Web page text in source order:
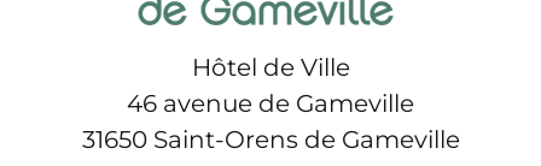
Hôtel de Ville
46 avenue de Gameville
31650 Saint-Orens de Gameville